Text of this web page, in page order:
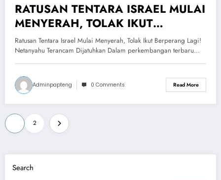
RATUSAN TENTARA ISRAEL MULAI
MENYERAH, TOLAK IKUT
BERPERANG LAGI! Netanyahu
Terancam Dijatuhkan
Ratusan Tentara Israel Mulai Menyerah, Tolak Ikut Berperang Lagi!
Netanyahu Terancam Dijatuhkan Dalam perkembangan terbaru…
Adminpapteng 0 Comments Read More
Posts
pagination
2
Search